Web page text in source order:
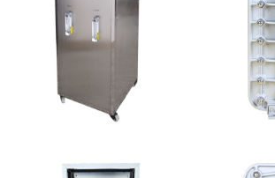
块维修